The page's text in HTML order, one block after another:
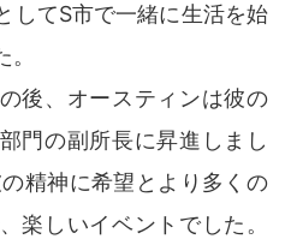
してS市で一緒に生活を始
後、オースティンは彼の
門の副所長に昇進しまし
精神に希望とより多くの
楽しいイベントでした。